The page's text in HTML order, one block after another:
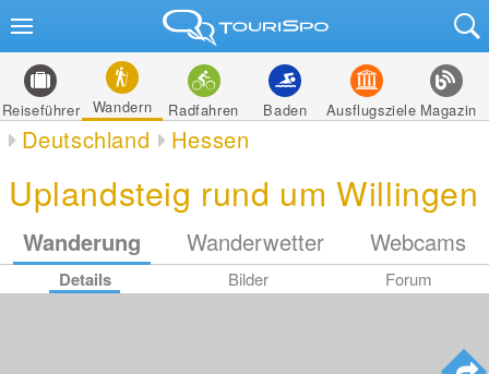
Reiseführer Wandern Radfahren Baden Ausflugsziele Magazin
Deutschland Hessen
Uplandsteig rund um Willingen
Wanderung Wanderwetter Webcams
Details Bilder Forum